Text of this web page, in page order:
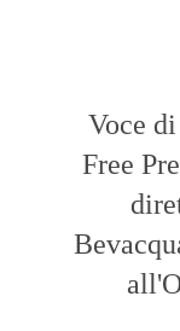
Voce
Free